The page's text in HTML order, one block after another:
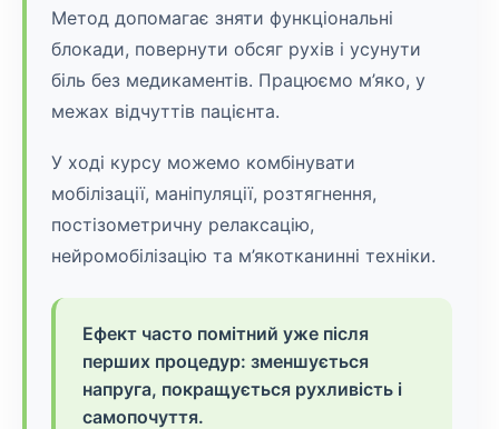
Метод допомагає зняти функціональні
блокади, повернути обсяг рухів і усунути
біль без медикаментів. Працюємо м’яко, у
межах відчуттів пацієнта.
У ході курсу можемо комбінувати
мобілізації, маніпуляції, розтягнення,
постізометричну релаксацію,
нейромобілізацію та м’якотканинні техніки.
Ефект часто помітний уже після
перших процедур: зменшується
напруга, покращується рухливість і
самопочуття.